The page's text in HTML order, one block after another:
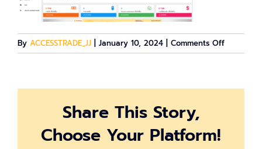
By ACCESSTRADE_JJ January 10, 2024 Comments Offon
Share This Story,
Choose Your Platform!